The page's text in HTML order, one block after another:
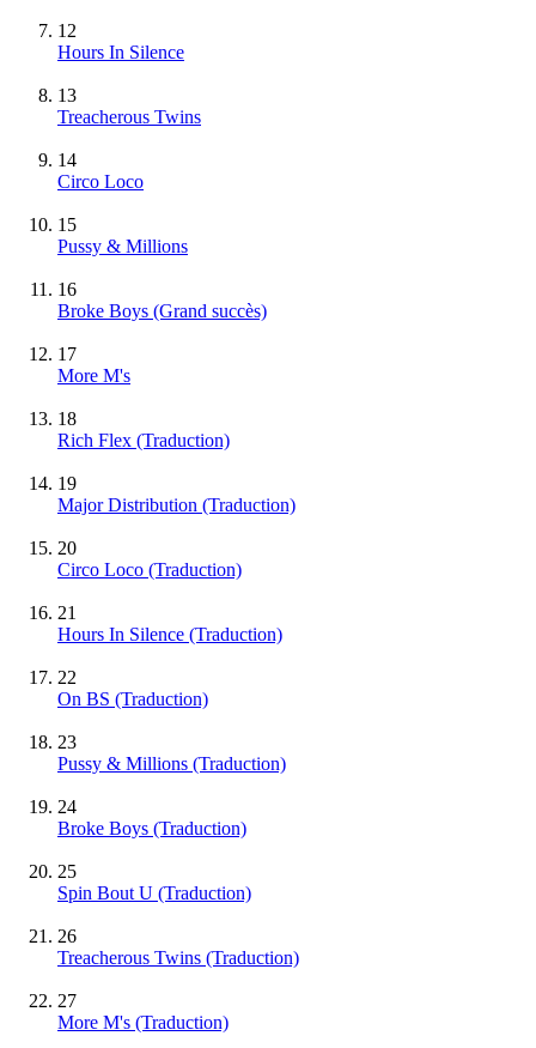
12
Hours In Silence
13
Treacherous Twins
14
Circo Loco
15
Pussy & Millions
16
Broke Boys (Grand succès)
17
More M's
18
Rich Flex (Traduction)
19
Major Distribution (Traduction)
20
Circo Loco (Traduction)
21
Hours In Silence (Traduction)
22
On BS (Traduction)
23
Pussy & Millions (Traduction)
24
Broke Boys (Traduction)
25
Spin Bout U (Traduction)
26
Treacherous Twins (Traduction)
27
More M's (Traduction)